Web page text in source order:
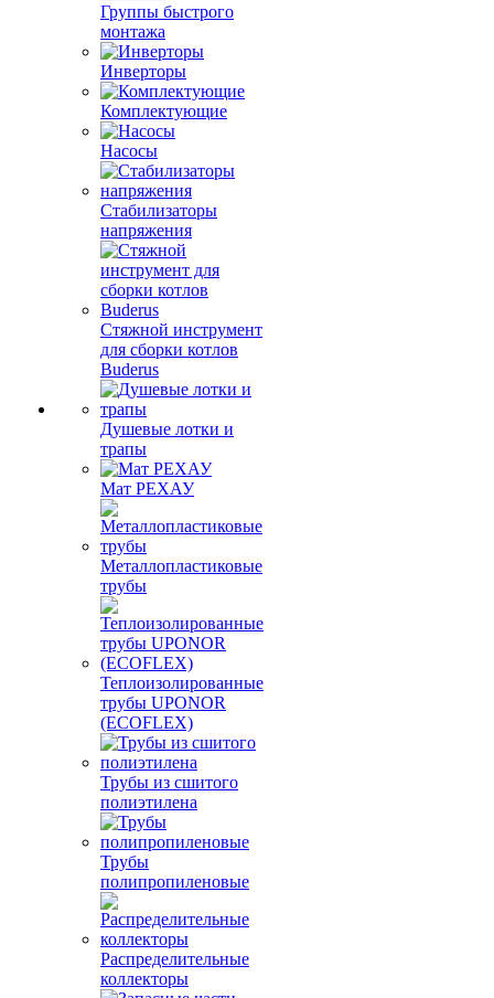
Группы быстрого
монтажа
Инверторы
Комплектующие
Насосы
Стабилизаторы
напряжения
Стяжной инструмент
для сборки котлов
Buderus
Душевые лотки и
трапы
Мат РЕХАУ
Металлопластиковые
трубы
Теплоизолированные
трубы UPONOR
(ECOFLEX)
Трубы из сшитого
полиэтилена
Трубы
полипропиленовые
Распределительные
коллекторы